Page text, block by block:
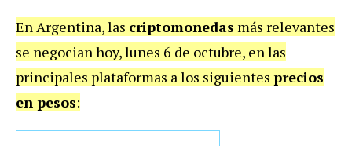
En Argentina, las criptomonedas más relevantes
se negocian hoy, lunes 6 de octubre, en las
principales plataformas a los siguientes precios
en pesos: